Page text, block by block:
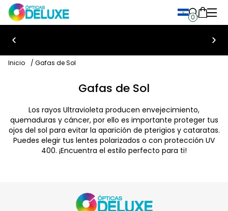
0
Bienvenido a Ópticas Deluxe
Inicio / Gafas de Sol
Gafas de Sol
Los rayos Ultravioleta producen envejecimiento,
quemaduras y cáncer, por ello es importante proteger tus
ojos del sol para evitar la aparición de pterigios y cataratas.
Puedes elegir tus lentes polarizados o con protección UV
400. ¡Encuentra el estilo perfecto para ti!